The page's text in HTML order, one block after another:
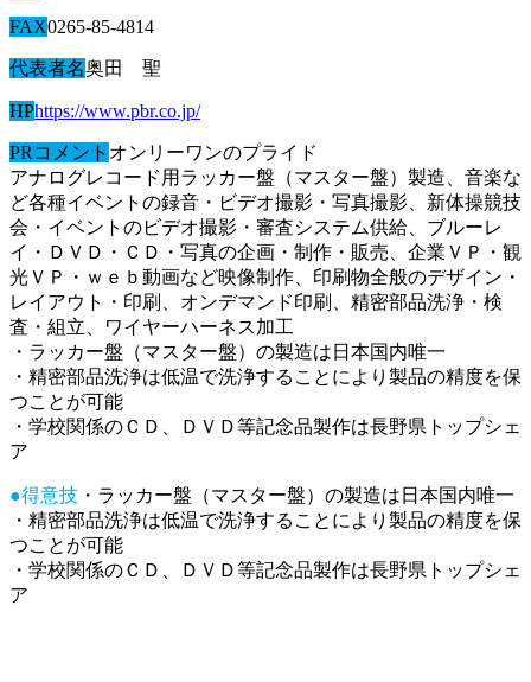
FAX0265-85-4814
代表者名奥田 聖
HPhttps://www.pbr.co.jp/
PRコメント オンリーワンのプライド
アナログレコード用ラッカー盤（マスター盤）製造、音楽な
ど各種イベントの録音・ビデオ撮影・写真撮影、新体操競技
会・イベントのビデオ撮影・審査システム供給、ブルーレ
イ・ＤＶＤ・ＣＤ・写真の企画・制作・販売、企業ＶＰ・観
光ＶＰ・ｗｅｂ動画など映像制作、印刷物全般のデザイン・
レイアウト・印刷、オンデマンド印刷、精密部品洗浄・検
査・組立、ワイヤーハーネス加工
・ラッカー盤（マスター盤）の製造は日本国内唯一
・精密部品洗浄は低温で洗浄することにより製品の精度を保
つことが可能
・学校関係のＣＤ、ＤＶＤ等記念品製作は長野県トップシェ
ア
●得意技 ・ラッカー盤（マスター盤）の製造は日本国内唯一
・精密部品洗浄は低温で洗浄することにより製品の精度を保
つことが可能
・学校関係のＣＤ、ＤＶＤ等記念品製作は長野県トップシェ
ア